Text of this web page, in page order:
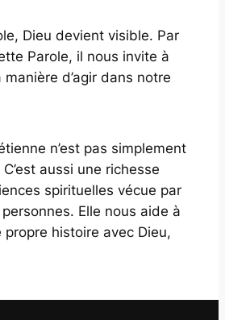
Dieu devient visible. Par
Parole, il nous invite à
d’agir dans notre
n’est pas simplement
C’est aussi une richesse
spirituelles vécue par
Elle nous aide à
propre histoire avec Dieu,